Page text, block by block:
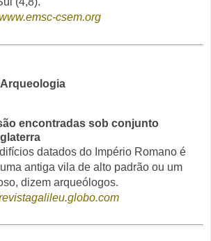
csem.org
Arqueologia
encontradas sob conjunto
datados do Império Romano é
antiga vila de alto padrão ou um
dizem arqueólogos.